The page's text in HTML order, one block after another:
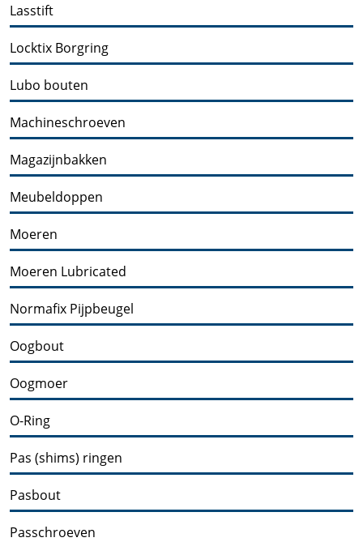
Lasstift
Locktix Borgring
Lubo bouten
Machineschroeven
Magazijnbakken
Meubeldoppen
Moeren
Moeren Lubricated
Normafix Pijpbeugel
Oogbout
Oogmoer
O-Ring
Pas (shims) ringen
Pasbout
Passchroeven